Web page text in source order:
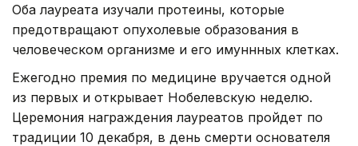
Оба лауреата изучали протеины, которые
предотвращают опухолевые образования в
человеческом организме и его имуннных клетках.
Ежегодно премия по медицине вручается одной
из первых и открывает Нобелевскую неделю.
Церемония награждения лауреатов пройдет по
традиции 10 декабря, в день смерти основателя